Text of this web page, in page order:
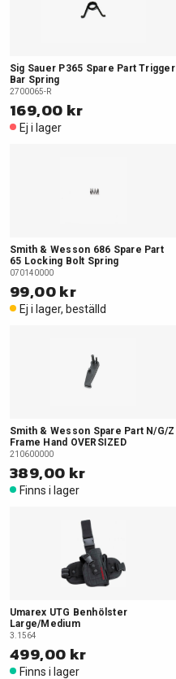
Sig Sauer P365 Spare Part Trigger
Bar Spring
2700065-R
169,00 kr
Ej i lager
Smith & Wesson 686 Spare Part
65 Locking Bolt Spring
070140000
99,00 kr
Ej i lager, beställd
Smith & Wesson Spare Part N/G/Z
Frame Hand OVERSIZED
210600000
389,00 kr
Finns i lager
Umarex UTG Benhölster
Large/Medium
3.1564
499,00 kr
Finns i lager